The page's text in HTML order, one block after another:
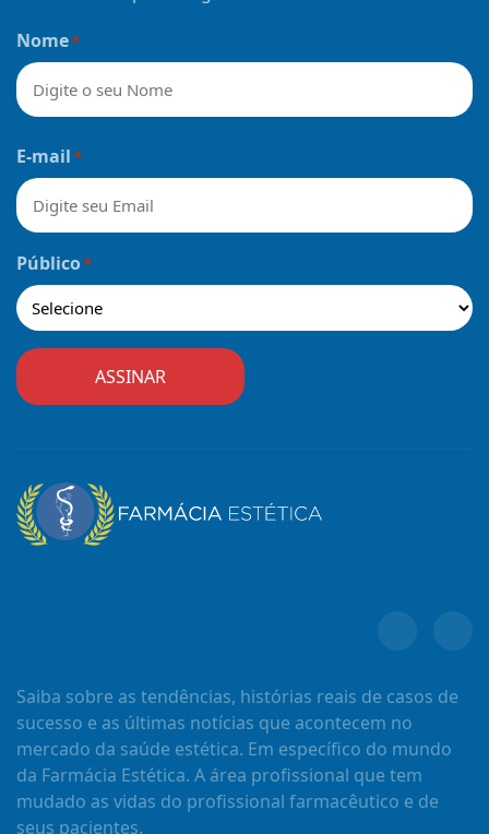
Nome*
E-mail *
Público*
Saiba sobre as tendências, histórias reais de casos de
sucesso e as últimas notícias que acontecem no
mercado da saúde estética. Em específico do mundo
da Farmácia Estética. A área profissional que tem
mudado as vidas do profissional farmacêutico e de
seus pacientes.